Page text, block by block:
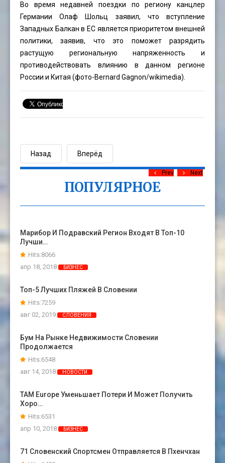
Во время недавней поездки по региону канцлер
Германии Олаф Шольц заявил, что вступление
Западных Балкан в ЕС является приоритетом внешней
политики, заявив, что это поможет разрядить
растущую региональную напряженность и
противодействовать влиянию в данном регионе
России и Китая (фото-Bernard Gagnon/wikimedia).
Назад Вперёд
ПОПУЛЯРНОЕ
Prev Next
Марибор И Подравский Регион Входят В Топ-10
Лучши…
Hits:8066
апр 18, 2018
БИЗНЕС
Топ-5 Лучших Пляжей В Словении
Hits:7259
авг 02, 2019
СЛОВЕНИЯ
Бум На Рынке Недвижимости Словении
Продолжается
Hits:6548
авг 14, 2018
НОВОСТИ
TAM Europe Уменьшает Потери И Может Получить
Хоро…
Hits:6531
апр 10, 2018
БИЗНЕС
71 Словенский Спортсмен Отправляется В Пхенчхан